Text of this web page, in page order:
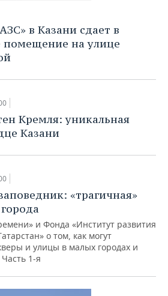
в Казани сдает в
помещение на улице
Кремля: уникальная
Казани
«трагичная»
и Фонда «Институт развития
о том, как могут
и улицы в малых городах и
1-я